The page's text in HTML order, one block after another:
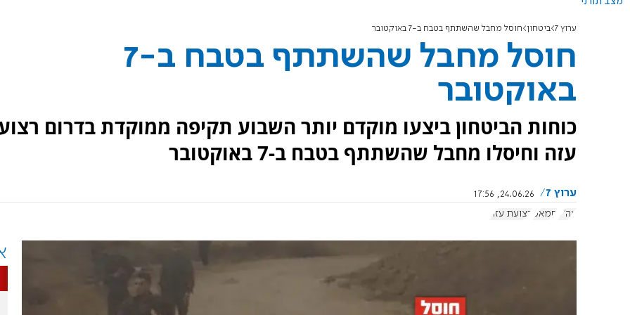
ערוץ 7 ביטחון חוסל מחבל שהשתתף בטבח ב-7 באוקטובר
חוסל מחבל שהשתתף בטבח ב-7
באוקטובר
כוחות הביטחון ביצעו מוקדם יותר השבוע תקיפה ממוקדת בדרום
עזה וחיסלו מחבל שהשתתף בטבח ב-7 באוקטובר
ערוץ 7
24.06.26, 17:56
צה"ל
חמאס רצועת עזה